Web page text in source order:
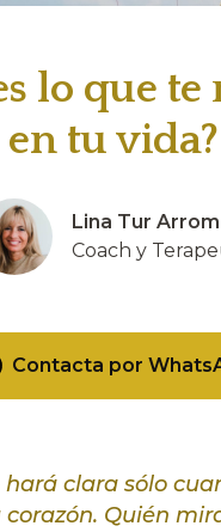
lo que
en tu vida?
Lina Tur Arrom
Coach y
Contacta por
hará clara sólo
Quién